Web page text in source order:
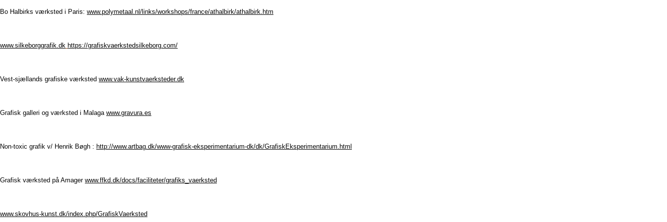
Bo Halbirks værksted i Paris: www.polymetaal.nl/links/workshops/france/athalbirk/athalbirk.htm
www.silkeborggrafik.dk https://grafiskvaerkstedsilkeborg.com/
Vest-sjællands grafiske værksted www.vak-kunstvaerksteder.dk
Grafisk galleri og værksted i Malaga www.gravura.es
Non-toxic grafik v/ Henrik Bøgh : http://www.artbag.dk/www-grafisk-eksperimentarium-dk/dk/GrafiskEksperimentarium.html
Grafisk værksted på Amager www.ffkd.dk/docs/faciliteter/grafiks_vaerksted
www.skovhus-kunst.dk/index.php/GrafiskVaerksted